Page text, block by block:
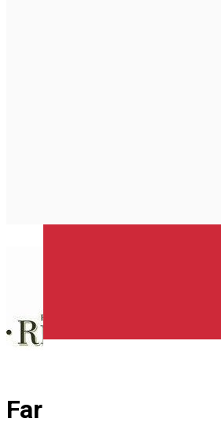
Farmacie Richter 12